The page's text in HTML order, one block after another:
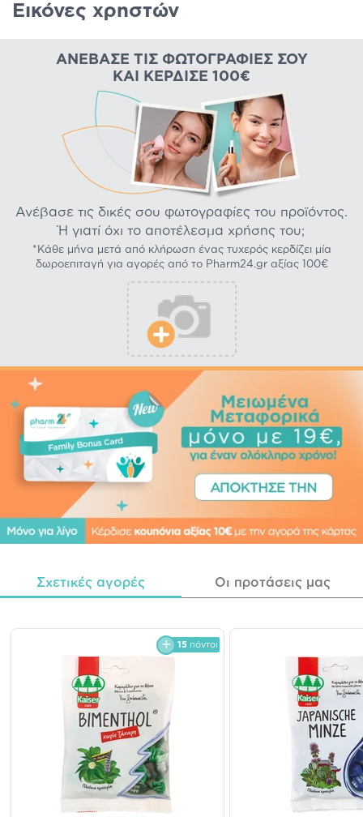
Εικόνες χρηστών
ΑΝΈΒΑΣΕ ΤΙΣ ΦΩΤΟΓΡΑΦΊΕΣ ΣΟΥ
ΚΑΙ ΚΈΡΔΙΣΕ 100€
Ανέβασε τις δικές σου φωτογραφίες του προϊόντος.
Ή γιατί όχι το αποτέλεσμα χρήσης του;
*Κάθε μήνα μετά από κλήρωση ένας τυχερός κερδίζει μία
δωροεπιταγή για αγορές από το Pharm24.gr αξίας 100€
Σχετικές αγορές Οι προτάσεις μας
15 πόντοι